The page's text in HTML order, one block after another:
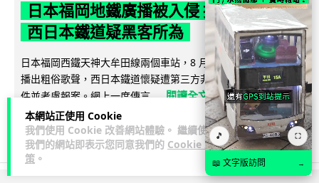
本網站正使用 Cookie
我們使用 Cookie 改善網站體驗。 繼續使用
我們的網站即表示您同意我們的 Cookie 政
策 。
日本福岡地鐵廣播被入侵 播不雅歌曲
西日本鐵道疑黑客所為
日本福岡西鐵天神大牟田線兩個車站，8 月 4 日廣播系統離奇
播出粗俗歌聲，西日本鐵道懷疑遭第三方非法入侵，正調查事
件並考慮報案。網上一度傳言... 閱讀全文
40 2 ↗ 分享
🎵 ⛶
📖 文字版訪問 →